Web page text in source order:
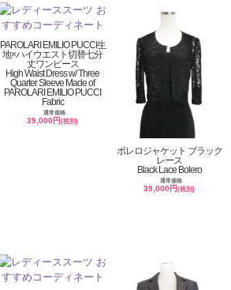
PAROLARI EMILIO PUCCI生
地×ハイウエスト切替七分
丈ワンピース
High Waist Dress w/ Three
Quarter Sleeve Made of
PAROLARI EMILIO PUCCI
Fabric
通常価格
39,000円(税別)
ボレロジャケット ブラック
レース
Black Lace Bolero
通常価格
39,000円(税別)